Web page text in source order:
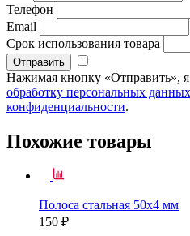
Телефон
Email
Срок использования товара
Нажимая кнопку «Отправить», я
обработку персональных данных
конфиденциальности.
Похожие товары
Полоса стальная 50х4 мм
150 ₽